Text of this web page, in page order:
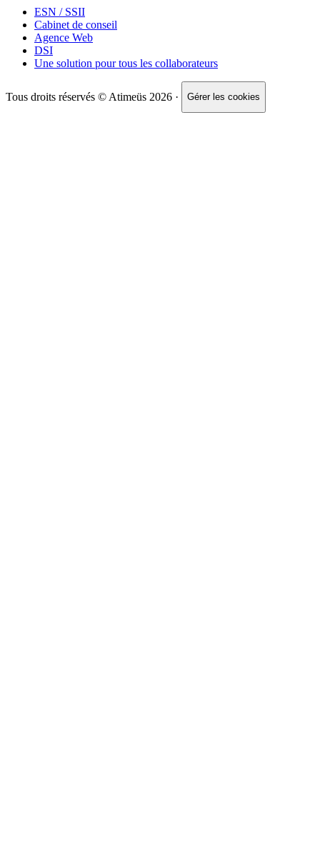
ESN / SSII
Cabinet de conseil
Agence Web
DSI
Une solution pour tous les collaborateurs
Tous droits réservés © Atimeüs 2026 · Gérer les cookies